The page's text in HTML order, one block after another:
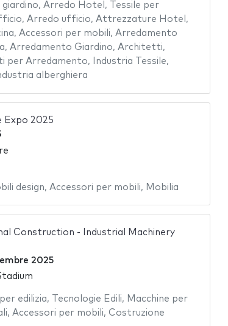
, Arredo Hotel ,
Tessile per
, Arredo ufficio, Attrezzature Hotel ,
, Accessori per mobili, Arredamento
, Arredamento Giardino, Architetti,
per Arredamento, Industria Tessile,
alberghiera
Expo 2025
design, Accessori per mobili, Mobilia
Construction - Industrial Machinery
2025
edilizia, Tecnologie Edili, Macchine per
, Accessori per mobili, Costruzione